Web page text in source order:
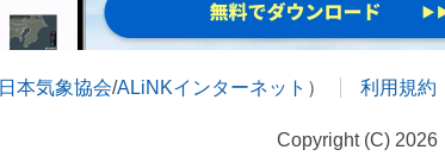
日本気象協会/ALiNKインターネット ） 利用規約
Copyright (C) 2026